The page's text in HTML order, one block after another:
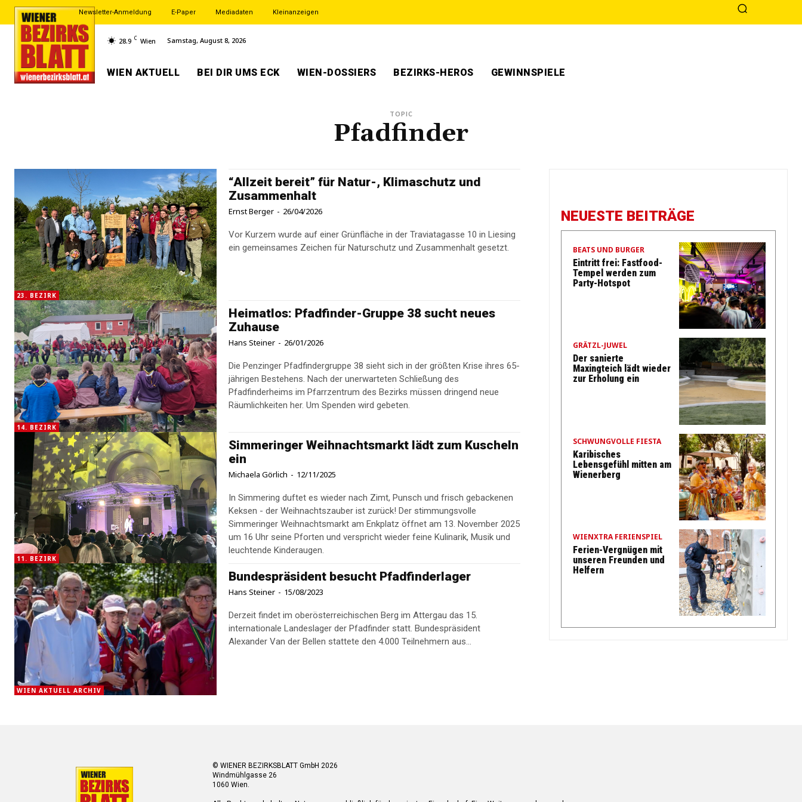
Newsletter-Anmeldung E-Paper Mediadaten Kleinanzeigen
28.9 C Wien Samstag, August 8, 2026
WIEN AKTUELL BEI DIR UMS ECK WIEN-DOSSIERS BEZIRKS-HEROS GEWINNSPIELE
TOPIC
Pfadfinder
23. BEZIRK
“Allzeit bereit” für Natur-, Klimaschutz und
Zusammenhalt
Ernst Berger - 26/04/2026
Vor Kurzem wurde auf einer Grünfläche in der Traviatagasse 10 in Liesing
ein gemeinsames Zeichen für Naturschutz und Zusammenhalt gesetzt.
14. BEZIRK
Heimatlos: Pfadfinder-Gruppe 38 sucht neues
Zuhause
Hans Steiner - 26/01/2026
Die Penzinger Pfadfindergruppe 38 sieht sich in der größten Krise ihres 65-
jährigen Bestehens. Nach der unerwarteten Schließung des
Pfadfinderheims im Pfarrzentrum des Bezirks müssen dringend neue
Räumlichkeiten her. Um Spenden wird gebeten.
11. BEZIRK
Simmeringer Weihnachtsmarkt lädt zum Kuscheln
ein
Michaela Görlich - 12/11/2025
In Simmering duftet es wieder nach Zimt, Punsch und frisch gebackenen
Keksen - der Weihnachtszauber ist zurück! Der stimmungsvolle
Simmeringer Weihnachtsmarkt am Enkplatz öffnet am 13. November 2025
um 16 Uhr seine Pforten und verspricht wieder feine Kulinarik, Musik und
leuchtende Kinderaugen.
WIEN AKTUELL ARCHIV
Bundespräsident besucht Pfadfinderlager
Hans Steiner - 15/08/2023
Derzeit findet im oberösterreichischen Berg im Attergau das 15.
internationale Landeslager der Pfadfinder statt. Bundespräsident
Alexander Van der Bellen stattete den 4.000 Teilnehmern aus...
NEUESTE BEITRÄGE
BEATS UND BURGER
Eintritt frei: Fastfood-
Tempel werden zum
Party-Hotspot
GRÄTZL-JUWEL
Der sanierte
Maxingteich lädt wieder
zur Erholung ein
SCHWUNGVOLLE FIESTA
Karibisches
Lebensgefühl mitten am
Wienerberg
WIENXTRA FERIENSPIEL
Ferien-Vergnügen mit
unseren Freunden und
Helfern
© WIENER BEZIRKSBLATT GmbH 2026
Windmühlgasse 26
1060 Wien.